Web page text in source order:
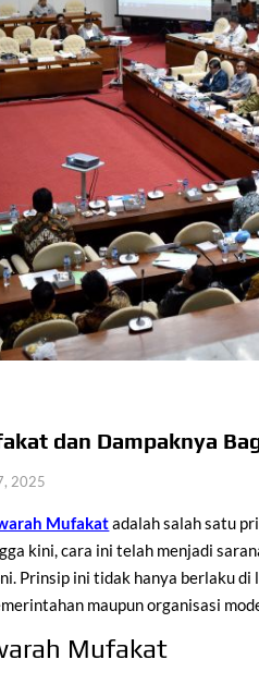
dan Dampaknya
2025
Mufakatadalah salah satu
kini, cara ini telah menjadi
Prinsip ini tidak hanya berlaku
maupun organisasi
Mufakat